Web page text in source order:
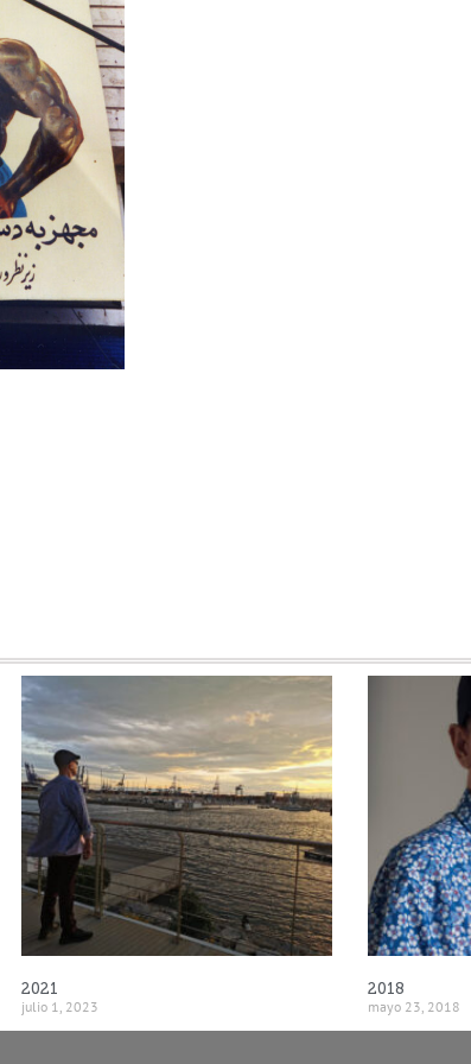
2021
julio 1, 2023
2018
mayo 23, 2018